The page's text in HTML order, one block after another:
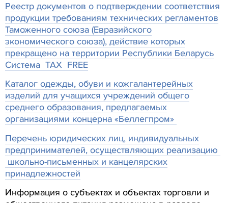
Реестр документов о подтверждении соответствия
продукции требованиям технических регламентов
Таможенного союза (Евразийского
экономического союза), действие которых
прекращено на территории Республики Беларусь
Система TAX FREE
Каталог одежды, обуви и кожгалантерейных
изделий для учащихся учреждений общего
среднего образования, предлагаемых
организациями концерна «Беллегпром»
Перечень юридических лиц, индивидуальных
предпринимателей, осуществляющих реализацию
школьно-письменных и канцелярских
принадлежностей
Информация о субъектах и объектах торговли и